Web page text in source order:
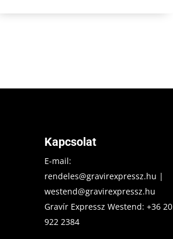
Kapcsolat
E-mail:
rendeles@gravirexpressz.hu |
westend@gravirexpressz.hu
Gravír Expressz Westend:+36 20
922 2384